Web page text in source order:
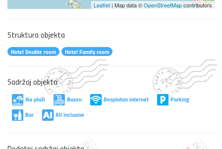
Leaflet | Map data ©OpenStreetMapcontributors
Struktura objekta
Hotel Double room Hotel Family room
Sadržaj objekta
Na plaži Bazen Besplatan internet
Parking
Bar
All inclusive